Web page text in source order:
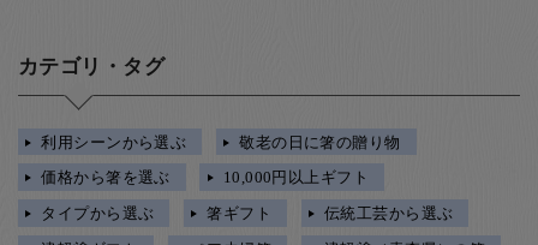
カテゴリ・タグ
利用シーンから選ぶ
敬老の日に箸の贈り物
価格から箸を選ぶ
10,000円以上ギフト
タイプから選ぶ
箸ギフト
伝統工芸から選ぶ